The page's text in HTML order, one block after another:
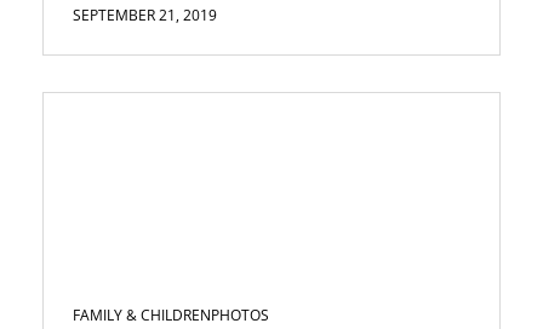
SEPTEMBER 21, 2019
FAMILY & CHILDRENPHOTOS